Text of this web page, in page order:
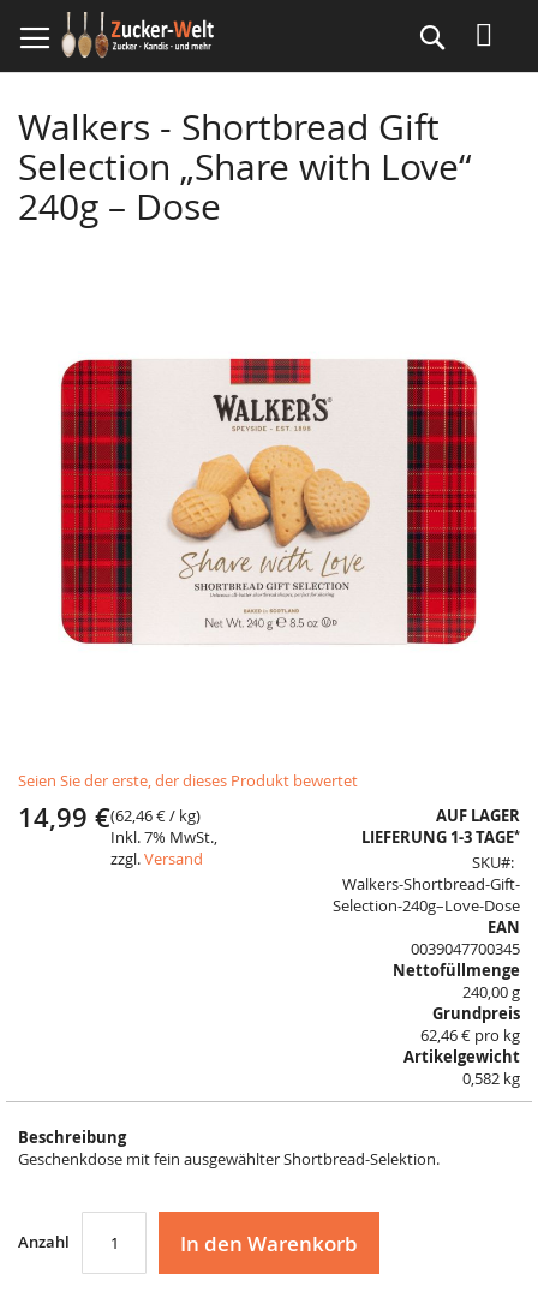
zum
Inhalt
Suche
Walkers - Shortbread Gift
Selection „Share with Love“
240g – Dose
images
gallery
to
the
beginning
Seien Sie der erste, der dieses Produkt bewertet
14,99 €(62,46 €/ kg)
Inkl. 7% MwSt.,
zzgl.Versand
AUF LAGER
LIEFERUNG 1-3 TAGE*
SKU
Walkers-Shortbread-Gift-
Selection-240g–Love-Dose
EAN
0039047700345
Nettofüllmenge
240,00 g
Grundpreis
62,46 € pro kg
Artikelgewicht
0,582 kg
Beschreibung
Geschenkdose mit fein ausgewählter Shortbread-Selektion.
Anzahl In den Warenkorb